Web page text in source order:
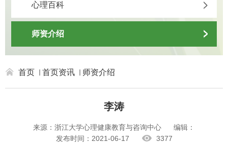
心理百科
师资介绍
首页 首页资讯 师资介绍
李涛
来源：浙江大学心理健康教育与咨询中心
编辑：
发布时间：2021-06-17
3377